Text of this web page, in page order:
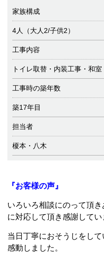
家族構成
4人（大人2/子供2）
工事内容
トイレ取替・内装工事・和
工事時の築年数
築17年目
担当者
榎本・八木
『お客様の声』
いろいろ相談にのって頂
に対応して頂き感謝してい
当日丁寧におそうじをし
感動しました。